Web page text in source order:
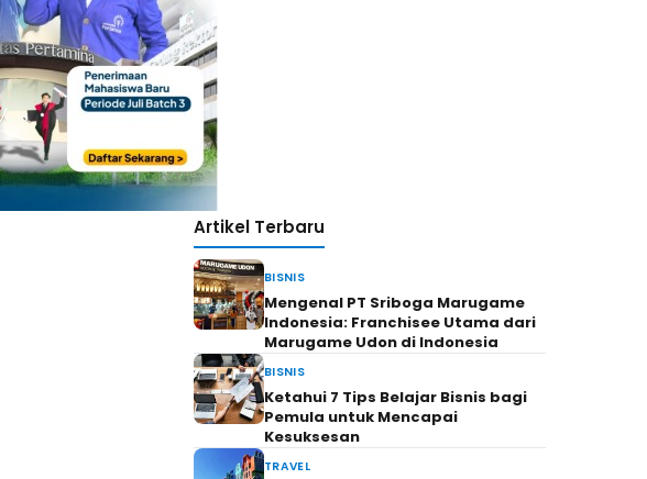
Artikel Terbaru
BISNIS
Mengenal PT Sriboga Marugame
Indonesia: Franchisee Utama dari
Marugame Udon di Indonesia
BISNIS
Ketahui 7 Tips Belajar Bisnis bagi
Pemula untuk Mencapai
Kesuksesan
TRAVEL